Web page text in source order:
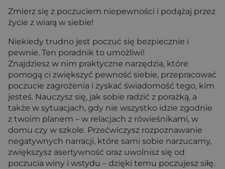
Zmierz się z poczuciem niepewności i podążaj przez
życie z wiarą w siebie!
Niekiedy trudno jest poczuć się bezpiecznie i
pewnie. Ten poradnik to umożliwi!
Znajdziesz w nim praktyczne narzędzia, które
pomogą ci zwiększyć pewność siebie, przepracować
poczucie zagrożenia i zyskać świadomość tego, kim
jesteś. Nauczysz się, jak sobie radzić z porażką, a
także w sytuacjach, gdy nie wszystko idzie zgodnie
z twoim planem – w relacjach z rówieśnikami, w
domu czy w szkole. Przećwiczysz rozpoznawanie
negatywnych narracji, które sami sobie narzucamy,
zwiększysz asertywność oraz uwolnisz się od
poczucia winy i wstydu – dzięki temu poczujesz siłę.